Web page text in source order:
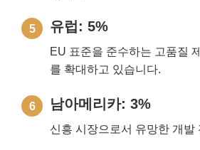
5 유럽: 5%
EU 표준을 준수하는 고품질
를 확대하고 있습니다.
6 남아메리카: 3%
신흥 시장으로서 유망한 개발